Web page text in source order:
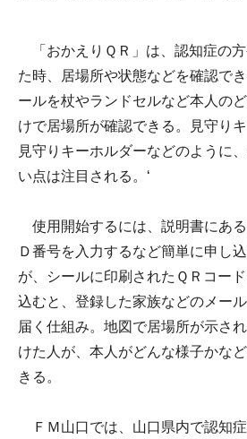
「おかえりＱＲ」は、認知症の
た時、居場所や状態などを確認で
ールを杖やランドセルなど本人の
けで居場所が確認できる。見守り
見守りキーホルダーなどのように
い点は注目される。‘
使用開始するには、説明書にある
Ｄ番号を入力するなど簡単に申し
が、シールに印刷されたＱＲコー
込むと、登録した家族などのメー
届く仕組み。地図で居場所が示さ
けた人が、本人がどんな様子かな
きる。
ＦＭ山口では、山口県内で認知